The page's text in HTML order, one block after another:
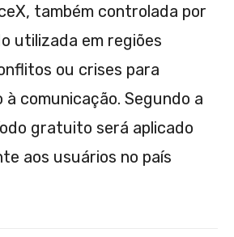
também controlada por
utilizada em regiões
ou crises para
comunicação. Segundo a
gratuito será aplicado
aos usuários no país